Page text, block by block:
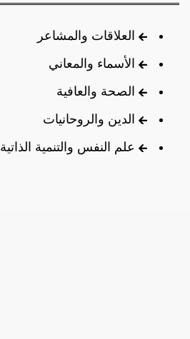
العلاقات والمشاعر
الأسماء والمعاني
الصحة والعافية
الدين والروحانيات
علم النفس والتنمية الذاتية